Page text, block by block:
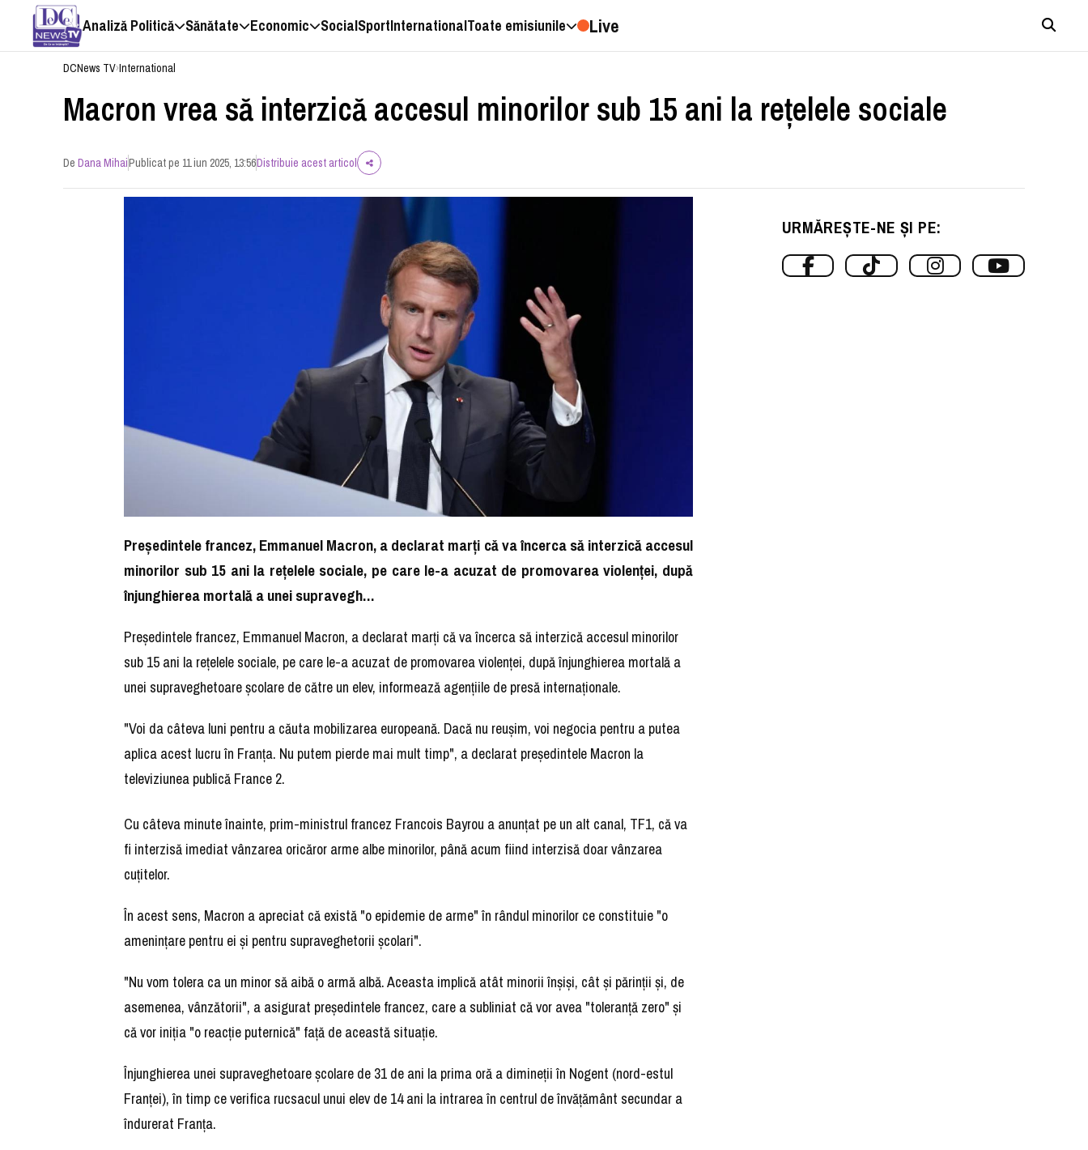
Analiză Politică Sănătate Economic SocialSportInternationalToate emisiunile Live
DCNews TV›International
Macron vrea să interzică accesul minorilor sub 15 ani la reţelele sociale
DeDana MihaiPublicat pe 11 iun 2025, 13:56Distribuie acest articol
Preşedintele francez, Emmanuel Macron, a declarat marţi că va încerca să interzică accesul
minorilor sub 15 ani la reţelele sociale, pe care le-a acuzat de promovarea violenţei, după
înjunghierea mortală a unei supravegh…
Preşedintele francez, Emmanuel Macron, a declarat marţi că va încerca să interzică accesul minorilor
sub 15 ani la reţelele sociale, pe care le-a acuzat de promovarea violenţei, după înjunghierea mortală a
unei supraveghetoare şcolare de către un elev, informează agenţiile de presă internaţionale.
"Voi da câteva luni pentru a căuta mobilizarea europeană. Dacă nu reuşim, voi negocia pentru a putea
aplica acest lucru în Franţa. Nu putem pierde mai mult timp", a declarat preşedintele Macron la
televiziunea publică France 2.
Cu câteva minute înainte, prim-ministrul francez Francois Bayrou a anunţat pe un alt canal, TF1, că va
fi interzisă imediat vânzarea oricăror arme albe minorilor, până acum fiind interzisă doar vânzarea
cuţitelor.
În acest sens, Macron a apreciat că există "o epidemie de arme" în rândul minorilor ce constituie "o
ameninţare pentru ei şi pentru supraveghetorii şcolari".
"Nu vom tolera ca un minor să aibă o armă albă. Aceasta implică atât minorii înşişi, cât şi părinţii şi, de
asemenea, vânzătorii", a asigurat preşedintele francez, care a subliniat că vor avea "toleranţă zero" şi
că vor iniţia "o reacţie puternică" faţă de această situaţie.
Înjunghierea unei supraveghetoare şcolare de 31 de ani la prima oră a dimineţii în Nogent (nord-estul
Franţei), în timp ce verifica rucsacul unui elev de 14 ani la intrarea în centrul de învăţământ secundar a
îndurerat Franţa.
URMĂREȘTE-NE ȘI PE: